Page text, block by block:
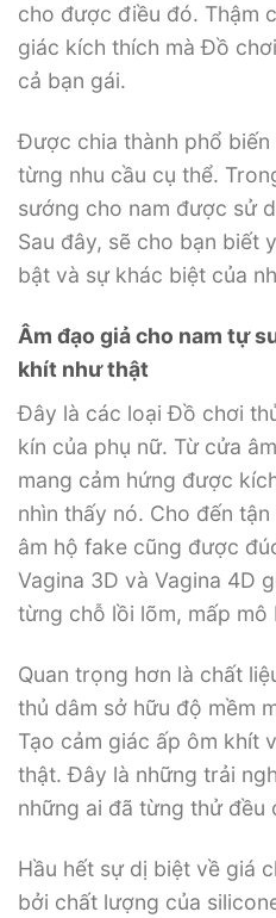
cho được điều đó. Thậm
giác kích thích mà Đồ
cả bạn gái.
Được chia thành phổ
từng nhu cầu cụ thể.
sướng cho nam được sử
Sau đây, sẽ cho bạn biết
bật và sự khác biệt của
Âm đạo giả cho nam tự
khít như thật
Đây là các loại Đồ chơi
kín của phụ nữ. Từ cửa
mang cảm hứng được
nhìn thấy nó. Cho đến
âm hộ fake cũng được
Vagina 3D và Vagina 4D
từng chỗ lồi lõm, mấp mô
Quan trọng hơn là chất
thủ dâm sở hữu độ mềm
Tạo cảm giác ấp ôm khít
thật. Đây là những trải
những ai đã từng thử đều
Hầu hết sự dị biệt về giá
bởi chất lượng của